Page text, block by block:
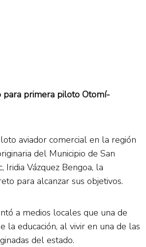
para primera piloto Otomí-
aviador comercial en la región
del Municipio de San
Vázquez Bengoa, la
para alcanzar sus objetivos.
a medios locales que una de
la educación, al vivir en una de las
del estado.